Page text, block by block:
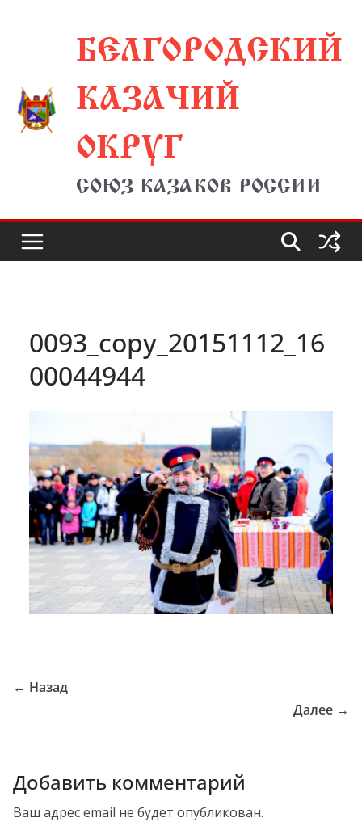
содержимомуБЕЛГОРОДСКИЙ
КАЗАЧИЙ
ОКРУГ
СОЮЗ КАЗАКОВ РОССИИ
0093_copy_20151112_16
00044944
← Назад
Далее →
Добавить комментарий
Ваш адрес email не будет опубликован.